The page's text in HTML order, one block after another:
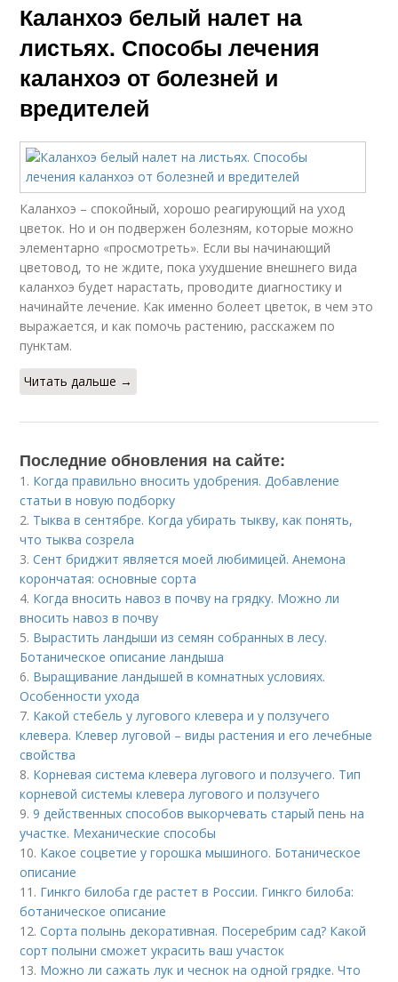
Каланхоэ белый налет на
листьях. Способы лечения
каланхоэ от болезней и
вредителей
Каланхоэ – спокойный, хорошо реагирующий на уход
цветок. Но и он подвержен болезням, которые можно
элементарно «просмотреть». Если вы начинающий
цветовод, то не ждите, пока ухудшение внешнего вида
каланхоэ будет нарастать, проводите диагностику и
начинайте лечение. Как именно болеет цветок, в чем это
выражается, и как помочь растению, расскажем по
пунктам.
Читать дальше →
Последние обновления на сайте:
1. Когда правильно вносить удобрения. Добавление
статьи в новую подборку
2. Тыква в сентябре. Когда убирать тыкву, как понять,
что тыква созрела
3.Сент бриджит является моей любимицей. Анемона
корончатая: основные сорта
4. Когда вносить навоз в почву на грядку. Можно ли
вносить навоз в почву
5. Вырастить ландыши из семян собранных в лесу.
Ботаническое описание ландыша
6. Выращивание ландышей в комнатных условиях.
Особенности ухода
7. Какой стебель у лугового клевера и у ползучего
клевера. Клевер луговой – виды растения и его лечебные
свойства
8. Корневая система клевера лугового и ползучего. Тип
корневой системы клевера лугового и ползучего
9.9 действенных способов выкорчевать старый пень на
участке. Механические способы
10. Какое соцветие у горошка мышиного. Ботаническое
описание
11. Гинкго билоба где растет в России. Гинкго билоба:
ботаническое описание
12.Сорта полынь декоративная. Посеребрим сад? Какой
сорт полыни сможет украсить ваш участок
13. Можно ли сажать лук и чеснок на одной грядке. Что